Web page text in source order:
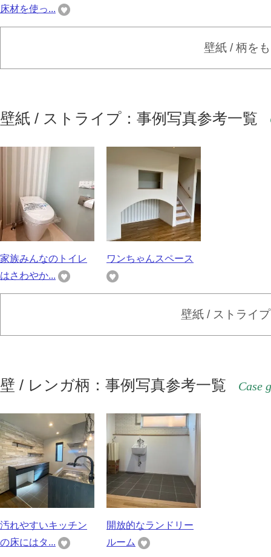
床材を使っ...
壁紙 / 柄を
壁紙 / ストライプ：事例写真参考一覧
家族みんなのトイレ
はさわやか...
ワンちゃんスペース
壁紙 / ストライ
壁 / レンガ柄：事例写真参考一覧 Case
汚れやすいキッチン
の床にはタ...
開放的なランドリー
ルーム